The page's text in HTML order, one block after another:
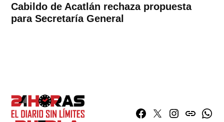
Cabildo de Acatlán rechaza propuesta
para Secretaría General
Facebook
TwitterInstagram
issuu